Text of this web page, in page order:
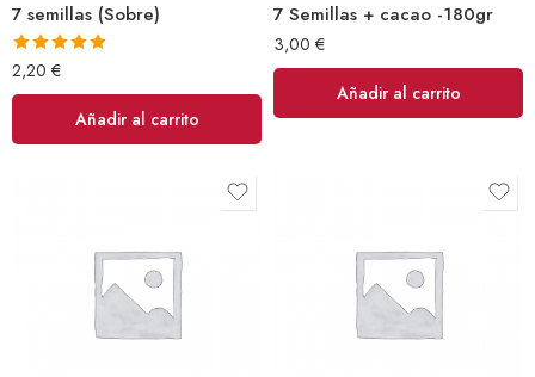
7 semillas (Sobre)
Valorado
con5.00
2,20 €
Añadir al carrito
7 Semillas + cacao -180gr
3,00 €
Añadir al carrito